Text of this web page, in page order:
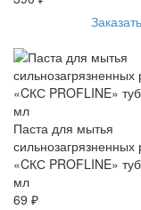
Паста для мытья
сильнозагрязненных
«CКС PROFLINE»
мл
69 ₽